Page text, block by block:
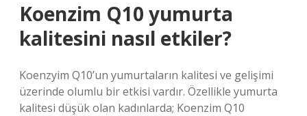
Koenzim Q10 yumurta
kalitesini nasıl etkiler?
Koenzyim Q10’un yumurtaların kalitesi ve gelişimi
üzerinde olumlu bir etkisi vardır. Özellikle yumurta
kalitesi düşük olan kadınlarda; Koenzim Q10